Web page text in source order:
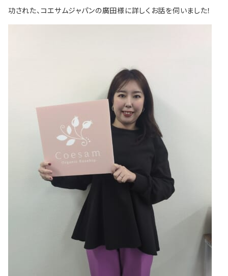
功された、コエサムジャパンの廣田様に詳しくお話を伺いました！